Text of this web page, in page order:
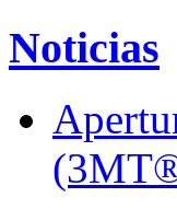
Noticias